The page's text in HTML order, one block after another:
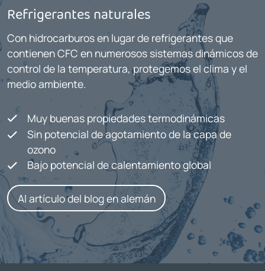
Refrigerantes naturales
Con hidrocarburos en lugar de refrigerantes que
contienen CFC en numerosos sistemas dinámicos de
control de la temperatura, protegemos el clima y el
medio ambiente.
Muy buenas propiedades termodinámicas
Sin potencial de agotamiento de la capa de
ozono
Bajo potencial de calentamiento global
Al artículo del blog en alemán